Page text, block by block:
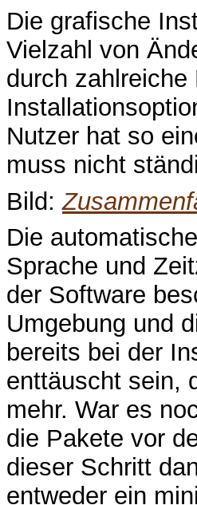
Die grafische
Vielzahl von
durch
Nutzer hat so
muss nicht
Bild:
Die
Sprache und
der Software
Umgebung und
bereits bei der
enttäuscht sein,
mehr. War es
die Pakete vor
dieser Schritt
entweder ein